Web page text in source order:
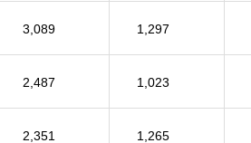
3,089 1,297
2,487 1,023
2,351 1,265